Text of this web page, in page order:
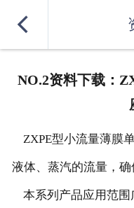

NO.2资料下载：
ZXPE型小流量薄膜
液体、蒸汽的流量，确
本系列产品应用范围